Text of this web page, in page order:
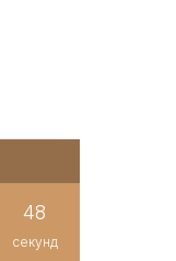
48
секунд